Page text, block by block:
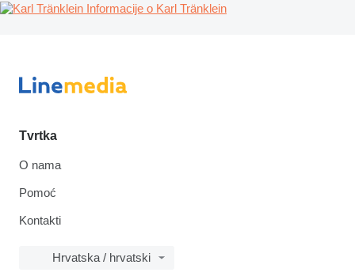
Informacije o Karl Tränklein
Tvrtka
O nama
Pomoć
Kontakti
Hrvatska / hrvatski